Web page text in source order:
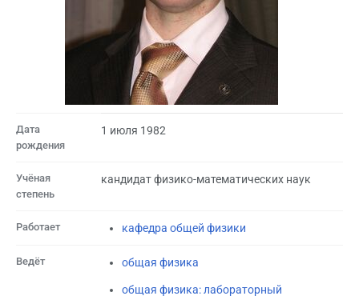
Дата
рождения
1 июля 1982
Учёная
степень
кандидат физико-математических наук
Работает кафедра общей физики
Ведёт общая физика
общая физика: лабораторный